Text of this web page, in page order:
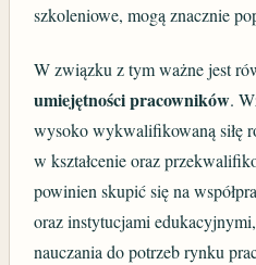
szkoleniowe, mogą znacznie
W związku z tym ważne jest
umiejętności pracowników.
wysoko wykwalifikowaną siłę
w kształcenie oraz
powinien skupić się na
oraz instytucjami
nauczania do potrzeb rynku